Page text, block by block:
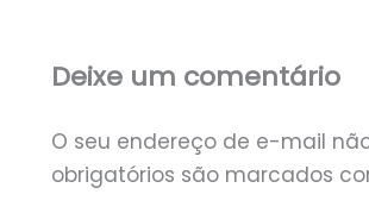
Deixe um comentário
O seu endereço de e-mail
obrigatórios são marcados